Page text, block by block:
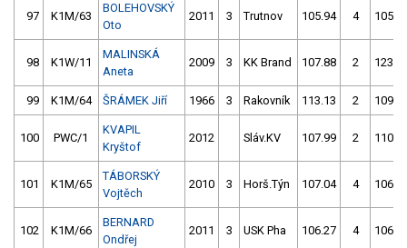
97 K1M/63
BOLEHOVSKÝ
Oto
2011 3 Trutnov 105.94 4
98 K1W/11
MALINSKÁ
Aneta
2009 3 KK Brand 107.88 2
99 K1M/64 ŠRÁMEK Jiří 1966 3 Rakovník 113.13 2
100 PWC/1
KVAPIL
Kryštof
2012 Sláv.KV 107.99 2
101 K1M/65
TÁBORSKÝ
Vojtěch
2010 3 Horš.Týn 107.04 4
102 K1M/66
BERNARD
Ondřej
2011 3 USK Pha 106.27 4